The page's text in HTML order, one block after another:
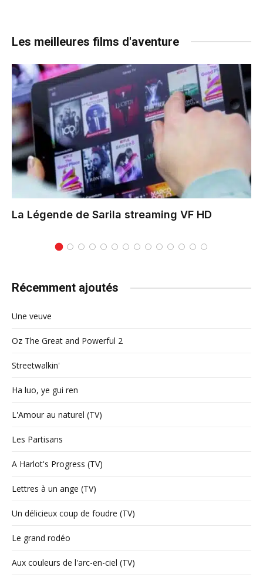
Les meilleures films d'aventure
La Légende de Sarila streaming VF HD
Récemment ajoutés
Une veuve
Oz The Great and Powerful 2
Streetwalkin'
Ha luo, ye gui ren
L'Amour au naturel (TV)
Les Partisans
A Harlot's Progress (TV)
Lettres à un ange (TV)
Un délicieux coup de foudre (TV)
Le grand rodéo
Aux couleurs de l'arc-en-ciel (TV)